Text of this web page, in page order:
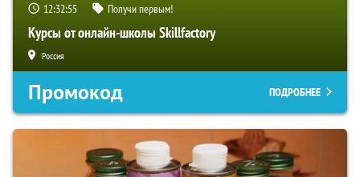
12:32:54 Получи первым!
Курсы от онлайн-школы Skillfactory
Россия
Промокод ПОДРОБНЕЕ